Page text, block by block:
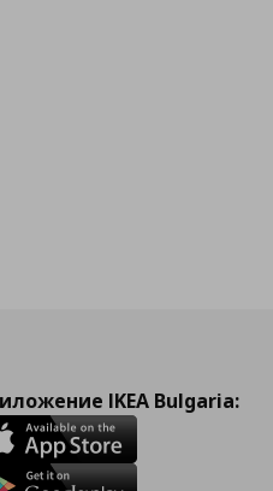
IKEA Bulgaria: